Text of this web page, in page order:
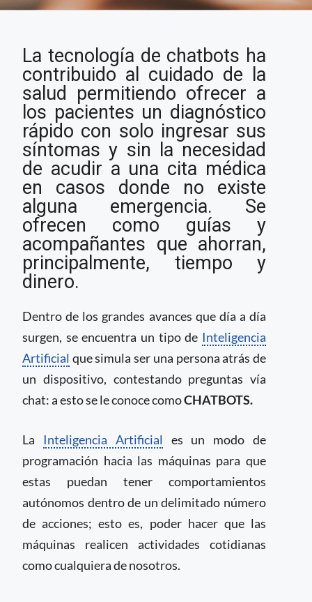
para el beneficio del
sector salud
La tecnología de chatbots ha
contribuido al cuidado de la
salud permitiendo ofrecer a
los pacientes un diagnóstico
rápido con solo ingresar sus
síntomas y sin la necesidad
de acudir a una cita médica
en casos donde no existe
alguna emergencia. Se
ofrecen como guías y
acompañantes que ahorran,
principalmente, tiempo y
dinero.
Dentro de los grandes avances que día a día
surgen, se encuentra un tipo de Inteligencia
Artificial que simula ser una persona atrás de
un dispositivo, contestando preguntas vía
chat: a esto se le conoce comoCHATBOTS.
La Inteligencia Artificial es un modo de
programación hacia las máquinas para que
estas puedan tener comportamientos
autónomos dentro de un delimitado número
de acciones; esto es, poder hacer que las
máquinas realicen actividades cotidianas
como cualquiera de nosotros.